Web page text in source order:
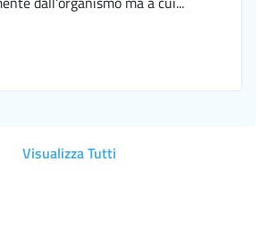
Visualizza Tutti